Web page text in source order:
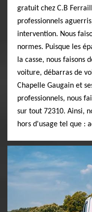
gratuit chez C.B
professionnels
intervention. Nous
normes. Puisque les
la casse, nous faisons
voiture, débarras de
Chapelle Gaugain et
professionnels, nous
sur tout 72310. Ainsi,
hors d'usage tel que :